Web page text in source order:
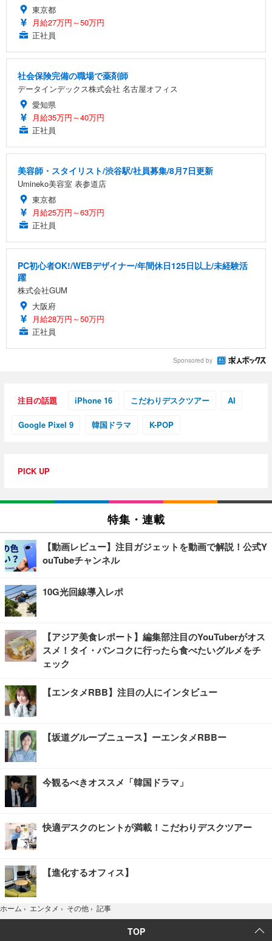
東京都
月給27万円～50万円
正社員
社会保険完備の職場で薬剤師
データインデックス株式会社 名古屋オフィス
愛知県
月給35万円～40万円
正社員
美容師・スタイリスト/渋谷駅/社員募集/8月7日更新
Umineko美容室 表参道店
東京都
月給25万円～63万円
正社員
PC初心者OK!/WEBデザイナー/年間休日125日以上/未経験活
躍
株式会社GUM
大阪府
月給28万円～50万円
正社員
Sponsored by
注目の話題 iPhone 16 こだわりデスクツアー AI
Google Pixel 9 韓国ドラマ K-POP
PICK UP
特集・連載
【動画レビュー】注目ガジェットを動画で解説！公式Y
ouTubeチャンネル
10G光回線導入レポ
【アジア美食レポート】編集部注目のYouTuberがオス
スメ！タイ・バンコクに行ったら食べたいグルメをチ
ェック
【エンタメRBB】注目の人にインタビュー
【坂道グループニュース】ーエンタメRBBー
今観るべきオススメ「韓国ドラマ」
快適デスクのヒントが満載！こだわりデスクツアー
【進化するオフィス】
ホーム › エンタメ › その他 › 記事
TOP